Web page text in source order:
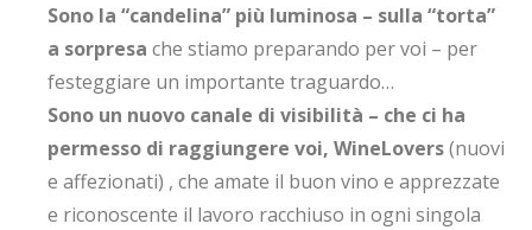
Sono la “candelina” più luminosa – sulla “torta”
a sorpresa che stiamo preparando per voi – per
festeggiare un importante traguardo…
Sono un nuovo canale di visibilità – che ci ha
permesso di raggiungere voi, WineLovers(nuovi
e affezionati) , che amate il buon vino e apprezzate
e riconoscente il lavoro racchiuso in ogni singola